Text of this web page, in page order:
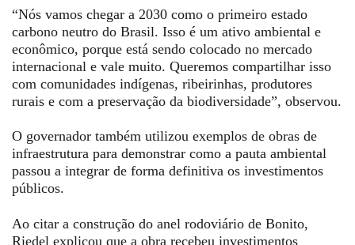
“Nós vamos chegar a 2030 como o primeiro estado
carbono neutro do Brasil. Isso é um ativo ambiental e
econômico, porque está sendo colocado no mercado
internacional e vale muito. Queremos compartilhar isso
com comunidades indígenas, ribeirinhas, produtores
rurais e com a preservação da biodiversidade”, observou.
O governador também utilizou exemplos de obras de
infraestrutura para demonstrar como a pauta ambiental
passou a integrar de forma definitiva os investimentos
públicos.
Ao citar a construção do anel rodoviário de Bonito,
Riedel explicou que a obra recebeu investimentos